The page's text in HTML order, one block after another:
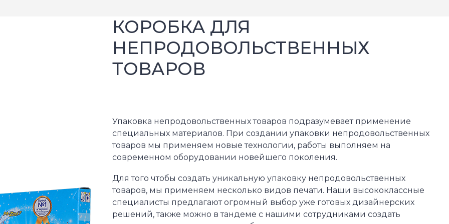
КОРОБКА ДЛЯ
НЕПРОДОВОЛЬСТВЕННЫХ
ТОВАРОВ
Упаковка непродовольственных товаров подразумевает применение
специальных материалов. При создании упаковки непродовольственных
товаров мы применяем новые технологии, работы выполняем на
современном оборудовании новейшего поколения.
Для того чтобы создать уникальную упаковку непродовольственных
товаров, мы применяем несколько видов печати. Наши высококлассные
специалисты предлагают огромный выбор уже готовых дизайнерских
решений, также можно в тандеме с нашими сотрудниками создать